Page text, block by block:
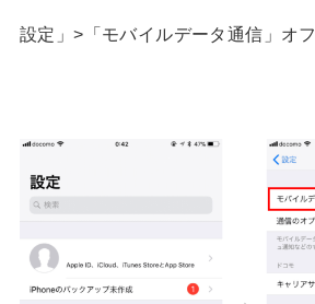
設定」>「モバイルデータ通信」オフ